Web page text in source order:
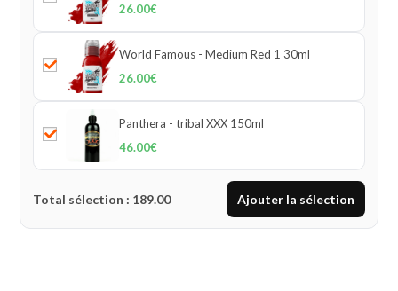
26.00€
World Famous - Medium Red 1 30ml
26.00€
Panthera - tribal XXX 150ml
46.00€
Total sélection : 189.00 Ajouter la sélection